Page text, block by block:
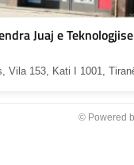
Juaj e
Vila 153, Kati I 1001,
© Powered